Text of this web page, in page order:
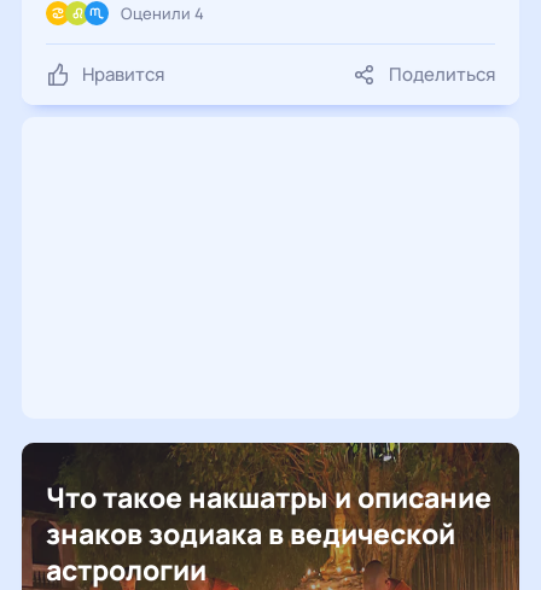
Нравится Поделиться
Оценили 4
Что такое накшатры и описание
знаков зодиака в ведической
астрологии